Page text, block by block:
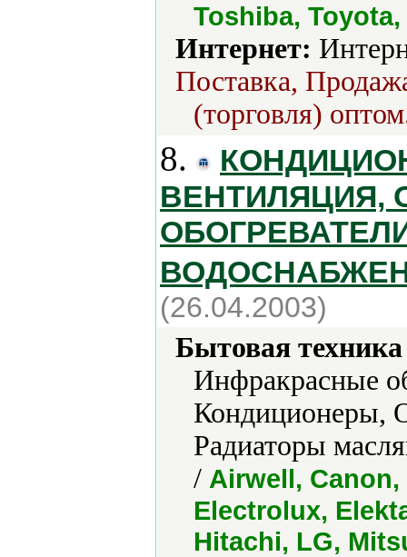
Toshiba,
Интернет:
Поставка,
(торговля)
8.
ВЕНТИЛЯЦИЯ,
(26.04.2003)
Бытовая
Инфракрасные
Кондиционеры,
Радиаторы
/ Airwell,
Electrolux,
Hitachi, LG,